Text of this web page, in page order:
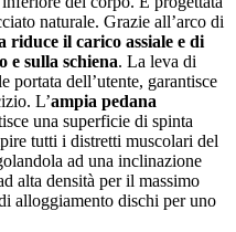
naturale. Grazie all’arco di
riduce il carico assiale e di
e sulla schiena. La leva di
portata dell’utente, garantisce
L’ampia pedana
una superficie di spinta
tutti i distretti muscolari del
ad una inclinazione
alta densità per il massimo
alloggiamento dischi per uno